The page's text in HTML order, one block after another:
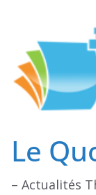
contenu
Le
– Actualités